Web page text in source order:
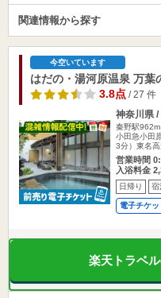
関連情報から探す
今空いています
はだの・湯河原温泉 万葉
3.8点/ 27 件
神奈川県 /
秦野駅962m
小田急小田
3分）東名高
営業時間
入浴料金
日帰り 宿
電子チケッ
楽天トラベ